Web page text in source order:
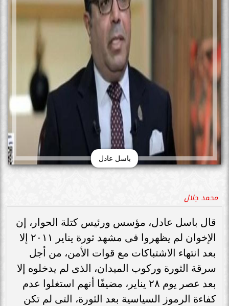
باسل عادل
محمد جلال
قال باسل عادل، مؤسس ورئيس كتلة الحوار، إن
الإخوان لم يظهروا فى مشهد ثورة يناير ٢٠١١ إلا
بعد انتهاء الاشتباكات مع قوات الأمن، من أجل
سرقة الثورة وركوب الميدان، الذى لم يدخلوه إلا
بعد عصر يوم ٢٨ يناير، مضيفًا أنهم استغلوا عدم
كفاءة الرموز السياسية بعد الثورة، التى لم تكن